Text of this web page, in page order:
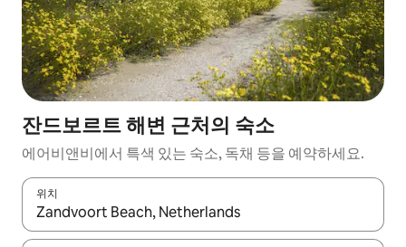
잔드보르트 해변 근처의 숙소
에어비앤비에서 특색 있는 숙소, 독채 등을 예약하세요.
위치
결과가 나오면 위·아래 화살표 키를 사용하거나 터치 또는 스와이